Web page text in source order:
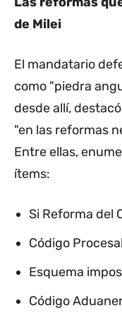
de Milei
El mandatario
como "piedra
desde allí,
"en las reformas
Entre ellas,
ítems:
Si Reforma del
Código
Esquema
Código